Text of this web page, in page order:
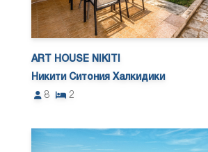
ART HOUSE NIKITI
Никити Ситония Халкидики
8
2